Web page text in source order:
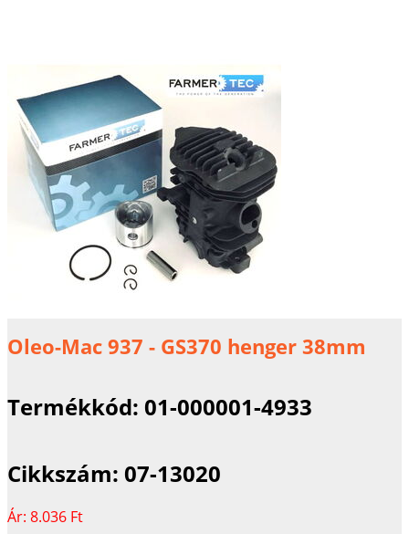
Oleo-Mac 937 - GS370 henger 38mm
Termékkód: 01-000001-4933
Cikkszám: 07-13020
Ár: 8.036 Ft